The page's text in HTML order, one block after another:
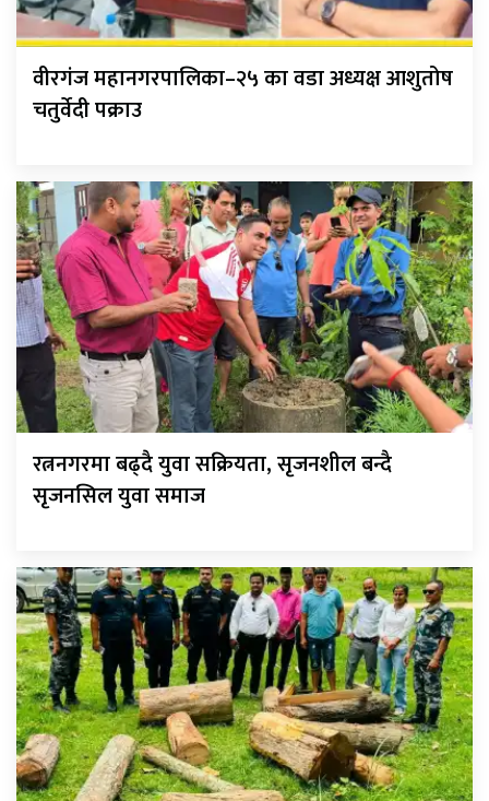
वीरगंज महानगरपालिका–२५ का वडा अध्यक्ष आशुतोष
चतुर्वेदी पक्राउ
रत्ननगरमा बढ्दै युवा सक्रियता, सृजनशील बन्दै
सृजनसिल युवा समाज